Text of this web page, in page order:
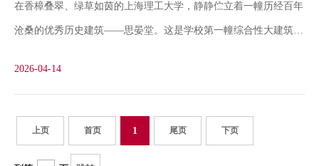
止。记者亦躬逢其盛。见校址之宽大，建筑之美备，可为沪上各校
之冠，为之景仰者久之。未几振铃开会，来宾济济，称极盛
在香樟叠翠、绿草如茵的上海理工大学，静静伫立着一幢历经百年
沧桑的优秀历史建筑——思晏堂。这是学校第一幢综合性大建筑，
长写道：“在沼泽芦苇丛中有一大堆土，一片脚手架，一堆堆准备
起楼的砖，正中间是一方石头。但是，这石头不仅是思晏堂的奠基
2026-04-14
上页 首页 1 尾页 下页